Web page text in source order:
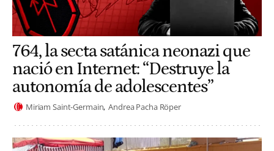
764, la secta satánica neonazi que
nació en Internet: “Destruye la
autonomía de adolescentes”
Miriam Saint-Germain Andrea Pacha Röper